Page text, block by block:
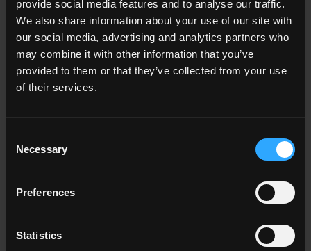
provide social media features and to analyse our traffic.
We also share information about your use of our site with
our social media, advertising and analytics partners who
may combine it with other information that you’ve
provided to them or that they’ve collected from your use
of their services.
Selection
Necessary
Preferences
Statistics
TIMELINE2
Texture cementizie ricche di dettagli disegnano spazi senza
tempo.
I VANTAGGI DEL GRES EFFETTO
Pavimenti e rivestimenti, insieme con tutte le altre finiture,
concorrono in maniera determinante a caratterizzare lo stile
negli ultimi tempi è lo
nato nelle grandi
metropoli negli anni '80 e ormai ampiamente diffuso in tutto